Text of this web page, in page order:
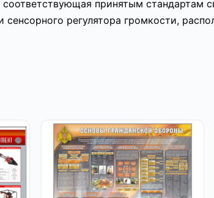
принятым стандартам
регулятора громкости,